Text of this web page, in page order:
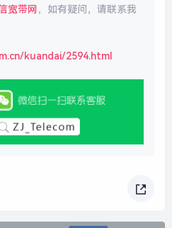
宽带网 ，如有疑问，请联系我
kuandai/2594.html